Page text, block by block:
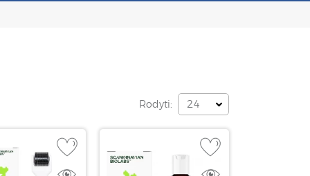
Rodyti: 24